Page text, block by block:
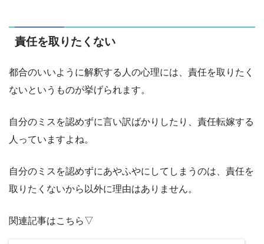
責任を取りたくない
都合のいいように解釈する人の心理には、責任を取りたく
ないというものが挙げられます。
自分のミスを認めずに言い訳ばかりしたり、責任転嫁する
人っていますよね。
自分のミスを認めずにあやふやにしてしまうのは、責任を
取りたくないから以外に理由はありません。
関連記事はこちら▽